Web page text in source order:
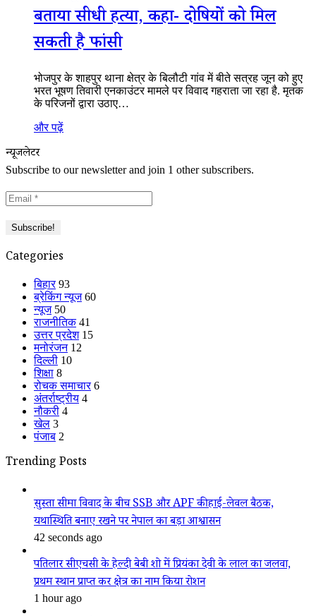
बताया सीधी हत्या, कहा- दोषियों को मिल
सकती है फांसी
भोजपुर के शाहपुर थाना क्षेत्र के बिलौटी गांव में बीते सत्रह जून को हुए
भरत भूषण तिवारी एनकाउंटर मामले पर विवाद गहराता जा रहा है. मृतक
के परिजनों द्वारा उठाए…
और पढ़ें
न्यूजलेटर
Subscribe to our newsletter and join 1 other subscribers.
Categories
बिहार 93
ब्रेकिंग न्यूज 60
न्यूज 50
राजनीतिक 41
उत्तर प्रदेश 15
मनोरंजन 12
दिल्ली 10
शिक्षा 8
रोचक समाचार 6
अंतर्राष्ट्रीय 4
नौकरी 4
खेल 3
पंजाब 2
Trending Posts
सुस्ता सीमा विवाद के बीच SSB और APF की हाई-लेवल बैठक,
यथास्थिति बनाए रखने पर नेपाल का बड़ा आश्वासन
42 seconds ago
पतिलार सीएचसी के हेल्दी बेबी शो में प्रियंका देवी के लाल का जलवा,
प्रथम स्थान प्राप्त कर क्षेत्र का नाम किया रोशन
1 hour ago